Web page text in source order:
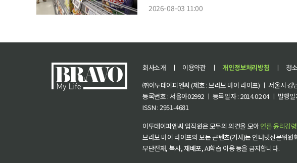
2026-08-03 11:00
회사소개 ㅣ 이용약관 ㅣ 개인정보처리방침 ㅣ 청
㈜이투데이피엔씨 (제호 : 브라보 마이 라이프) ㅣ 서울시
등록번호 : 서울아02992 ㅣ 등록일자 : 2014.02.04 ㅣ 발행
ISSN : 2951-4681
이투데이피엔씨 임직원은 모두의 의견을 모아언론 윤리강령
브라보 마이 라이프의 모든 콘텐츠(기사)는 인터넷신문위
무단전재, 복사, 재배포, AI학습 이용 등을 금지합니다.